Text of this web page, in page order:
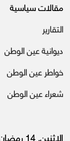
مقالات سياسية
التقارير
ديوانية عين الوطن
خواطر عين الوطن
شعراء عين الوطن
الإثنين, 14 رمضان 1442 هجريا, 26 أبريل 2021 ميلاديا.